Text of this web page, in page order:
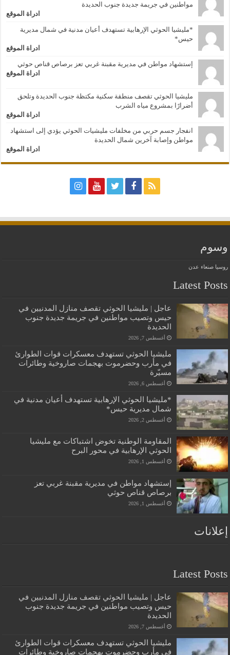
مواطنين في جريمة جديدة جنوب الحديدة
ادراة الموقع
*مليشيا الحوثي الإرهابية تستهدف أعيان مدنية في شمال مديرية
حيس*
ادراة الموقع
إستشهاد مواطن في مديرية مقبنة غربي تعز برصاص قناص حوثي
ادراة الموقع
مليشيا الحوثي تقصف منطقة سكنية مكتظة جنوب الحديدة وتلحق
أضرارًا بمشروع مياه الشرب
ادراة الموقع
انفجار جسم حربي من مخلفات مليشيات الحوثي يؤدي إلى استشهاد
مواطن وإصابة آخرين شمال الحديدة
ادراة الموقع
وسوم
روسيا صنعاء عدن
Latest Posts
عاجل | مليشيا الحوثي تقصف منازل المدنيين في
حيس وتصيب مواطنين في جريمة جديدة جنوب
الحديدة
أغسطس 7, 2026
مليشيا الحوثي تستهدف معسكرات قوات الطوارئ
في مأرب وحضرموت بهجمات صاروخية وطائرات
مسيّرة
أغسطس 6, 2026
*مليشيا الحوثي الإرهابية تستهدف أعيان مدنية في
شمال مديرية حيس*
أغسطس 2, 2026
المقاومة الوطنية تخوض اشتباكات مع مليشيا
الحوثي الإرهابية في محور البرح
أغسطس 1, 2026
إستشهاد مواطن في مديرية مقبنة غربي تعز
برصاص قناص حوثي
أغسطس 1, 2026
إعلانات
Latest Posts
عاجل | مليشيا الحوثي تقصف منازل المدنيين في
حيس وتصيب مواطنين في جريمة جديدة جنوب
الحديدة
أغسطس 7, 2026
مليشيا الحوثي تستهدف معسكرات قوات الطوارئ
في مأرب وحضرموت بهجمات صاروخية وطائرات